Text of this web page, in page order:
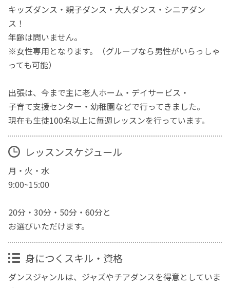
キッズダンス・親子ダンス・大人ダンス・シニアダン
ス！
年齢は問いません。
※女性専用となります。（グループなら男性がいらっしゃ
っても可能）
出張は、今まで主に老人ホーム・デイサービス・
子育て支援センター・幼稚園などで行ってきました。
現在も生徒100名以上に毎週レッスンを行っています。
レッスンスケジュール
月・火・水
9:00~15:00
20分・30分・50分・60分と
お選びいただけます。
身につくスキル・資格
ダンスジャンルは、ジャズやチアダンスを得意としていま